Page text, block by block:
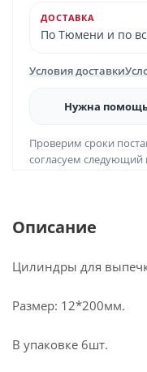
ДОСТАВКА
По Тюмени и по
Условия доставки
Нужна помощь
Проверим сроки
согласуем следующий
Описание
Цилиндры для
Размер: 12*200мм.
В упаковке 6шт.